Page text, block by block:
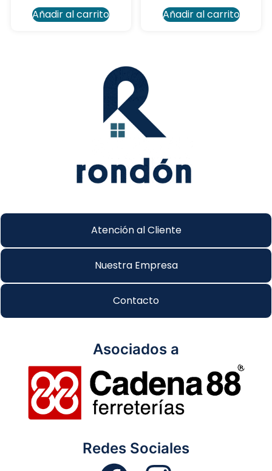
Añadir al carrito
Añadir al carrito
Atención al Cliente
Nuestra Empresa
Contacto
Asociados a
Redes Sociales